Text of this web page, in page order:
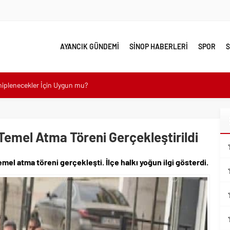
AYANCIK GÜNDEMİ SİNOP HABERLERİ SPOR
İçin Uygun mu?
Yol Bakım ve Onarım Çalışması
Ele Alındı
Attı
Nostalji Dolu Klasiklerle Devam Ediyor
Kullanım İpuçları
Yer
Atma Töreni Gerçekleştirildi
atma töreni gerçekleşti. İlçe halkı yoğun ilgi gösterdi.